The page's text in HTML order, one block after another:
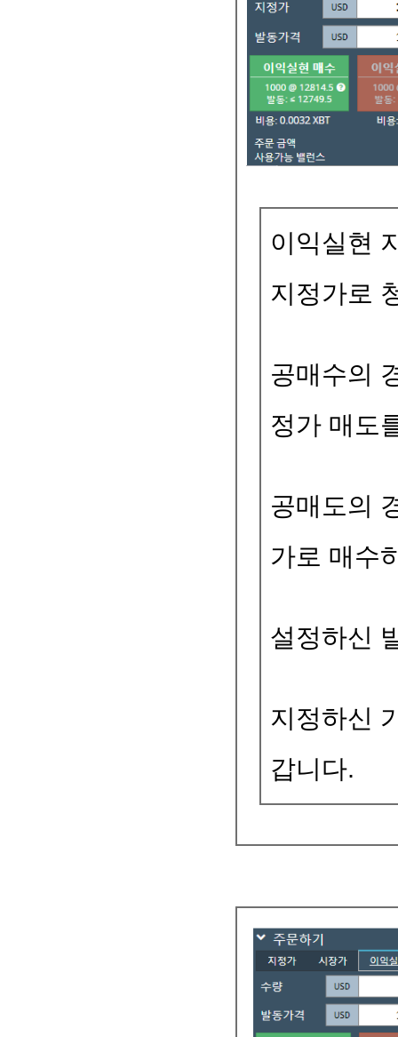
이익실현
지정가로
공매수의
정가 매도
공매도의
가로 매수
설정하신
지정하신
갑니다.